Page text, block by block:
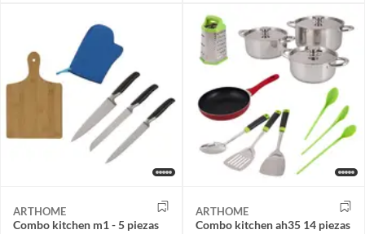
ARTHOME
Combo kitchen m1 - 5 piezas
ARTHOME
Combo kitchen ah35 14 piezas